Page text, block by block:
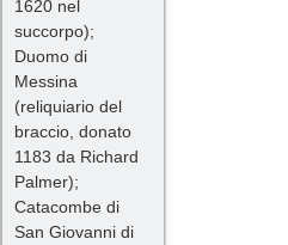
1620 nel
succorpo);
Duomo di
Messina
(reliquiario del
braccio, donato
1183 da Richard
Palmer);
Catacombe di
San Giovanni di